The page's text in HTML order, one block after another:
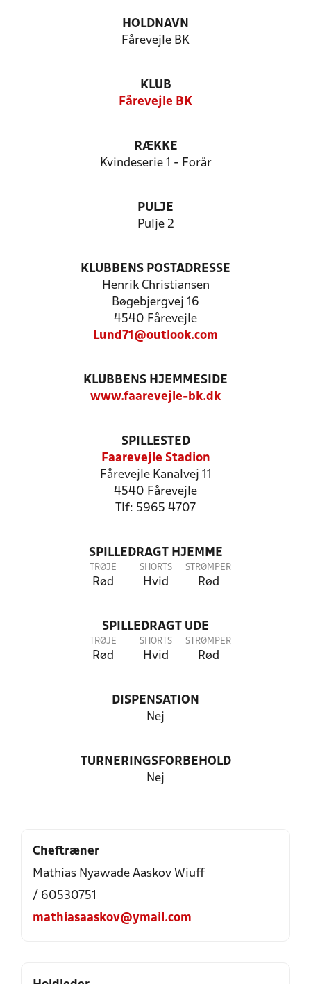
HOLDNAVN
Fårevejle BK
KLUB
Fårevejle BK
RÆKKE
Kvindeserie 1 - Forår
PULJE
Pulje 2
KLUBBENS POSTADRESSE
Henrik Christiansen
Bøgebjergvej 16
4540 Fårevejle
Lund71@outlook.com
KLUBBENS HJEMMESIDE
www.faarevejle-bk.dk
SPILLESTED
Faarevejle Stadion
Fårevejle Kanalvej 11
4540 Fårevejle
Tlf: 5965 4707
SPILLEDRAGT HJEMME
TRØJE
Rød
SHORTS
Hvid
STRØMPER
Rød
SPILLEDRAGT UDE
TRØJE
Rød
SHORTS
Hvid
STRØMPER
Rød
DISPENSATION
Nej
TURNERINGSFORBEHOLD
Nej
Cheftræner
Mathias Nyawade Aaskov Wiuff
/ 60530751
mathiasaaskov@ymail.com